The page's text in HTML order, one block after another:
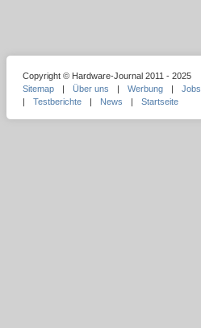
Copyright © Hardware-Journal 2011 - 2025
Sitemap
| Über uns | Werbung | Jobs
|
Testberichte | News | Startseite